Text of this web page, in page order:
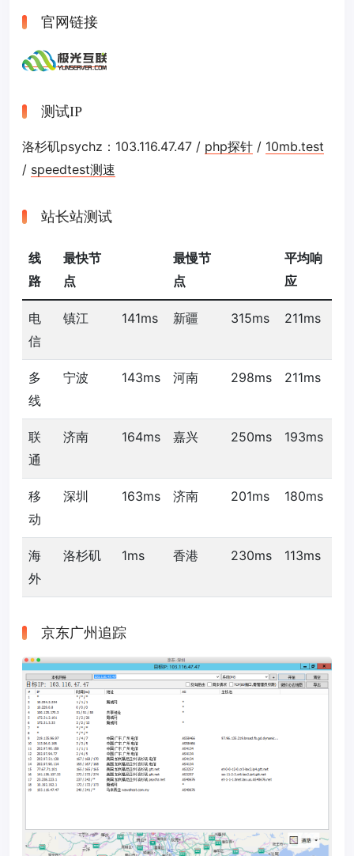
官网链接
测试IP
洛杉矶psychz：103.116.47.47 / php探针 / 10mb.test
/ speedtest测速
站长站测试
线
路
最快节
点
最慢节
点
平均响
应
电
信
镇江 141ms 新疆 315ms 211ms
多
线
宁波 143ms 河南 298ms 211ms
联
通
济南 164ms 嘉兴 250ms 193ms
移
动
深圳 163ms 济南 201ms 180ms
海
外
洛杉矶 1ms 香港 230ms 113ms
京东广州追踪